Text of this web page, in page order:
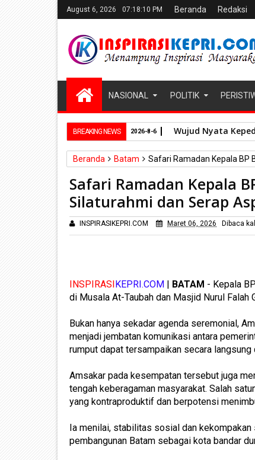
August 6, 2026 07:18:11 PM Beranda Redaksi
NASIONAL POLITIK
BREAKING NEWS Wujud Nyata
2026-8-6
Beranda Batam Safari Ramadan Kepala
Safari Ramadan Kepala
Silaturahmi dan Serap
INSPIRASIKEPRI.COM Maret 06, 2026 Dibaca
INSPIRASIKEPRI.COM | BATAM - Kepala
di Musala At-Taubah dan Masjid Nurul
Bukan hanya sekadar agenda seremonial,
menjadi jembatan komunikasi antara
rumput dapat tersampaikan secara
Amsakar pada kesempatan tersebut juga
tengah keberagaman masyarakat. Salah
yang kontraproduktif dan berpotensi
Ia menilai, stabilitas sosial dan
pembangunan Batam sebagai kota bandar